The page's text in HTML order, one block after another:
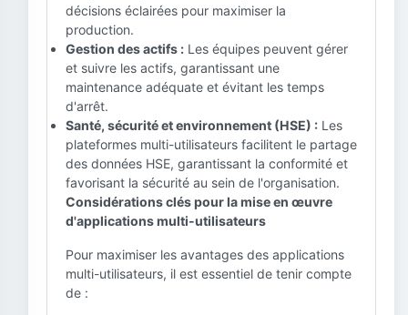
décisions éclairées pour maximiser la
production.
Gestion des actifs : Les équipes peuvent gérer
et suivre les actifs, garantissant une
maintenance adéquate et évitant les temps
d'arrêt.
Santé, sécurité et environnement (HSE) : Les
plateformes multi-utilisateurs facilitent le partage
des données HSE, garantissant la conformité et
favorisant la sécurité au sein de l'organisation.
Considérations clés pour la mise en œuvre
d'applications multi-utilisateurs
Pour maximiser les avantages des applications
multi-utilisateurs, il est essentiel de tenir compte
de :